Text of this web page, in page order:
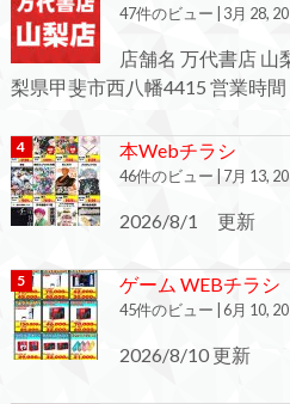
47件のビュー 3月 28,
店舗名 万代書店 山
梨県甲斐市西八幡4415 営業時間
本Webチラシ
46件のビュー 7月 13,
2026/8/1 更新
ゲーム WEBチラシ
45件のビュー 6月 10,
2026/8/10 更新